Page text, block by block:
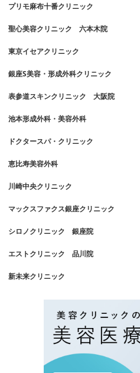
プリモ麻布十番クリニック
聖心美容クリニック 六本木院
東京イセアクリニック
銀座S美容・形成外科クリニック
表参道スキンクリニック 大阪院
池本形成外科・美容外科
ドクタースパ・クリニック
恵比寿美容外科
川崎中央クリニック
マックスファクス銀座クリニック
シロノクリニック 銀座院
エストクリニック 品川院
新未来クリニック